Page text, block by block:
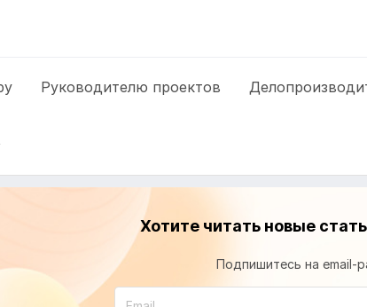
Руководителю проектов
Хотите читать новые
Подпишитесь на email-